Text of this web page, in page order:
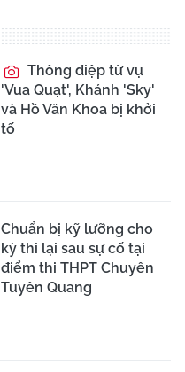
Thông điệp từ vụ
'Vua Quạt', Khánh 'Sky'
và Hồ Văn Khoa bị khởi
tố
Chuẩn bị kỹ lưỡng cho
kỳ thi lại sau sự cố tại
điểm thi THPT Chuyên
Tuyên Quang